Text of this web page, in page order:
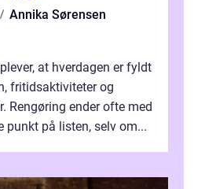
Annika Sørensen
at hverdagen er fyldt
fritidsaktiviteter og
Rengøring ender ofte med
punkt på listen, selv om...